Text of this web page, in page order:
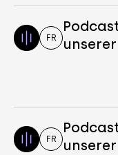
FR
FR